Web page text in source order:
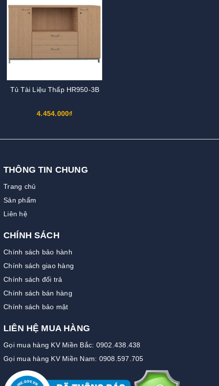
Tủ Tài Liệu Thấp HR950-3B
4.454.000₫
THÔNG TIN CHUNG
Trang chủ
Sản phẩm
Liên hệ
CHÍNH SÁCH
Chính sách bảo hành
Chính sách giao hàng
Chính sách đổi trả
Chính sách bán hàng
Chính sách bảo mật
LIÊN HỆ MUA HÀNG
Gọi mua hàng KV Miền Bắc: 0902.438.438
Gọi mua hàng KV Miền Nam: 0908.597.705